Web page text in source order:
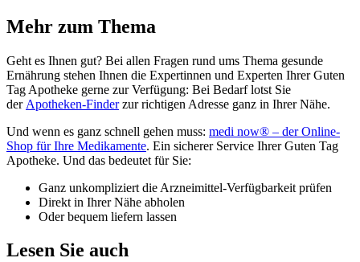
Mehr zum Thema
Geht es Ihnen gut? Bei allen Fragen rund ums Thema gesunde
Ernährung stehen Ihnen die Expertinnen und Experten Ihrer Guten
Tag Apotheke gerne zur Verfügung: Bei Bedarf lotst Sie
der Apotheken-Finderzur richtigen Adresse ganz in Ihrer Nähe.
Und wenn es ganz schnell gehen muss: medi now® – der Online-
Shop für Ihre Medikamente. Ein sicherer Service Ihrer Guten Tag
Apotheke. Und das bedeutet für Sie:
Ganz unkompliziert die Arzneimittel-Verfügbarkeit prüfen
Direkt in Ihrer Nähe abholen
Oder bequem liefern lassen
Lesen Sie auch